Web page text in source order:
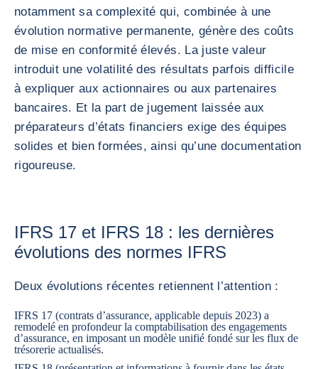
notamment sa complexité qui, combinée à une
évolution normative permanente, génère des coûts
de mise en conformité élevés. La juste valeur
introduit une volatilité des résultats parfois difficile
à expliquer aux actionnaires ou aux partenaires
bancaires. Et la part de jugement laissée aux
préparateurs d’états financiers exige des équipes
solides et bien formées, ainsi qu’une documentation
rigoureuse.
IFRS 17 et IFRS 18 : les dernières
évolutions des normes IFRS
Deux évolutions récentes retiennent l’attention :
IFRS 17 (contrats d’assurance, applicable depuis 2023) a
remodelé en profondeur la comptabilisation des engagements
d’assurance, en imposant un modèle unifié fondé sur les flux de
trésorerie actualisés.